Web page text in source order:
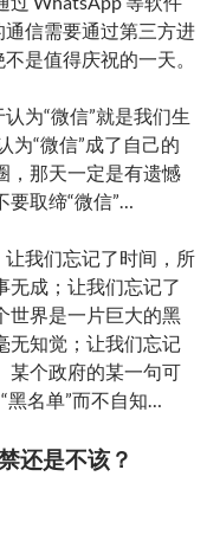
通信需要通过第三方进
是值得庆祝的一天。
为“微信”就是我们生
为“微信”成了自己的
，那天一定是有遗憾
要取缔“微信”…
让我们忘记了时间，所
无成；让我们忘记了
世界是一片巨大的黑
无知觉；让我们忘记
某个政府的某一句可
黑名单”而不自知…
还是不该？